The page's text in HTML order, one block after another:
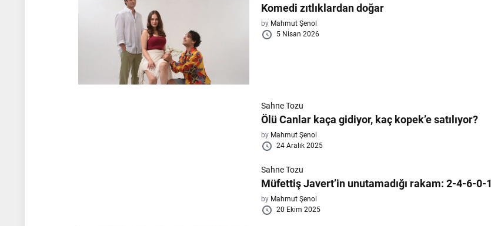
Komedi zıtlıklardan doğar
by Mahmut Şenol
5 Nisan 2026
Sahne Tozu
Ölü Canlar kaça gidiyor, kaç kopek’e satılıyor?
by Mahmut Şenol
24 Aralık 2025
Sahne Tozu
Müfettiş Javert’in unutamadığı rakam: 2-4-6-0-1
by Mahmut Şenol
20 Ekim 2025